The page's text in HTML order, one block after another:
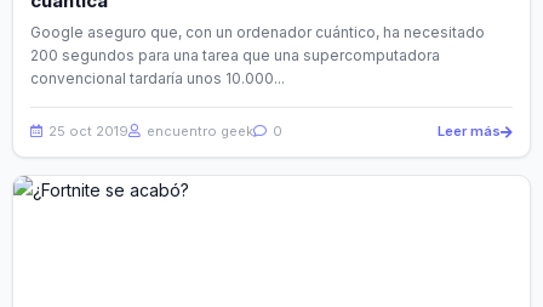
Google aseguro que, con un ordenador cuántico, ha necesitado
200 segundos para una tarea que una supercomputadora
convencional tardaría unos 10.000...
25 oct 2019 encuentro geek 0 Leer más